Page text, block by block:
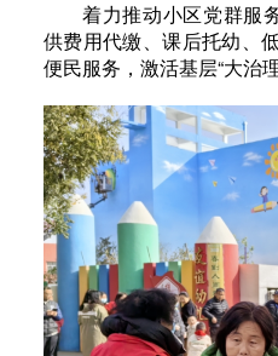
着力推动小区党群服
供费用代缴、课后托幼、
便民服务，激活基层“大治理